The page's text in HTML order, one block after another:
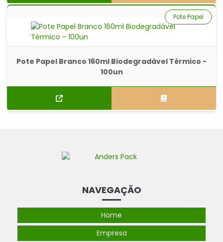
Pote Papel Branco 160ml Biodegradável Térmico -
100un
Pote Papel
NAVEGAÇÃO
Home
Empresa